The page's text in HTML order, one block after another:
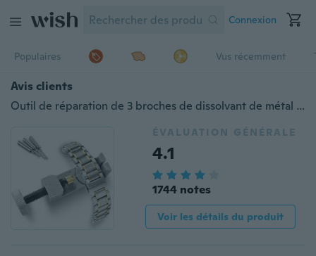
Connexion
Populaires Vus récemment
Avis clients
Outil de réparation de 3 broches de dissolvant de métal réglable de goupille de lien de bande de montre professionnelle
ÉVALUATION GÉNÉRALE
4.1
1744 notes
Voir les détails du produit